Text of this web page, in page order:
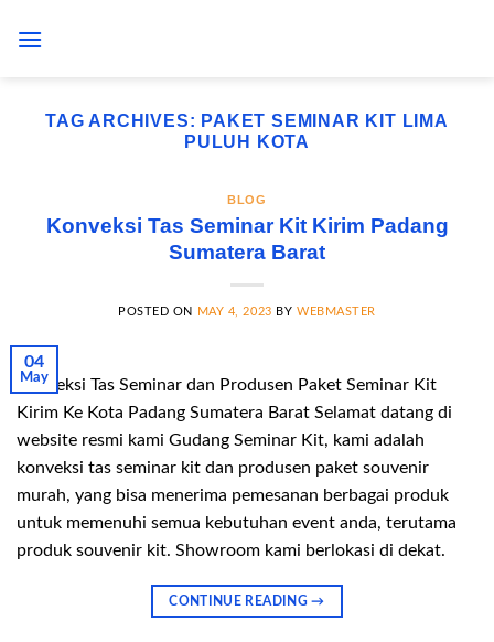
TAG ARCHIVES: PAKET SEMINAR KIT LIMA
PULUH KOTA
BLOG
Konveksi Tas Seminar Kit Kirim Padang
Sumatera Barat
POSTED ON MAY 4, 2023 BY WEBMASTER
04
May
Konveksi Tas Seminar dan Produsen Paket Seminar Kit
Kirim Ke Kota Padang Sumatera Barat Selamat datang di
website resmi kami Gudang Seminar Kit, kami adalah
konveksi tas seminar kit dan produsen paket souvenir
murah, yang bisa menerima pemesanan berbagai produk
untuk memenuhi semua kebutuhan event anda, terutama
produk souvenir kit. Showroom kami berlokasi di dekat.
CONTINUE READING→